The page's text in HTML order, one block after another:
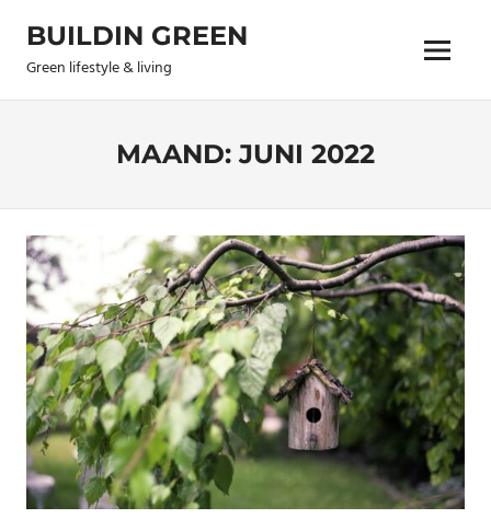
content
BUILDIN GREEN
Green lifestyle & living Menu
MAAND:JUNI 2022